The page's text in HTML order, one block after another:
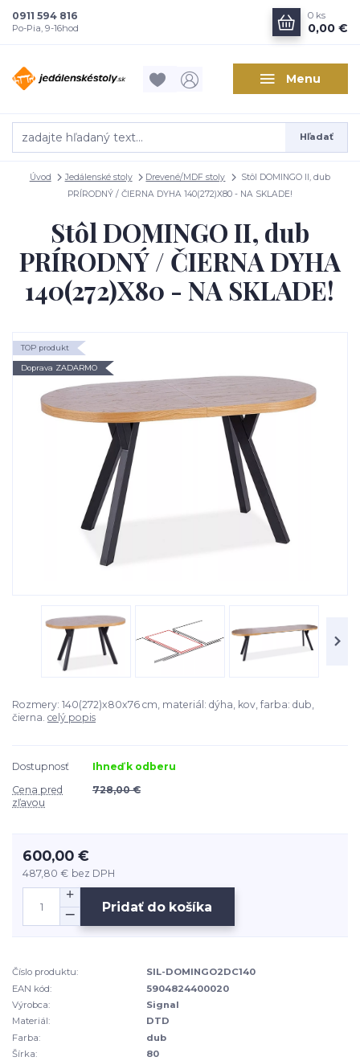
Menu
Hľadať
0911 594 816
Po-Pia, 9-16hod
0 ks
0,00 €
Úvod Jedálenské stoly Drevené/MDF stoly
Stôl DOMINGO II, dub
PRÍRODNÝ / ČIERNA DYHA 140(272)X80 - NA SKLADE!
Stôl DOMINGO II, dub
PRÍRODNÝ / ČIERNA DYHA
140(272)X80 - NA SKLADE!
TOP produkt
Doprava ZADARMO
Rozmery: 140(272)x80x76 cm, materiál: dýha, kov, farba: dub,
čierna. celý popis
Dostupnosť
Ihneď k odberu
Cena pred
zľavou
728,00 €
600,00 €
487,80 € bez DPH
Pridať do košíka
Číslo produktu:
SIL-DOMINGO2DC140
EAN kód:
5904824400020
Výrobca:
Signal
Materiál:
DTD
Farba:
dub
Šírka:
80